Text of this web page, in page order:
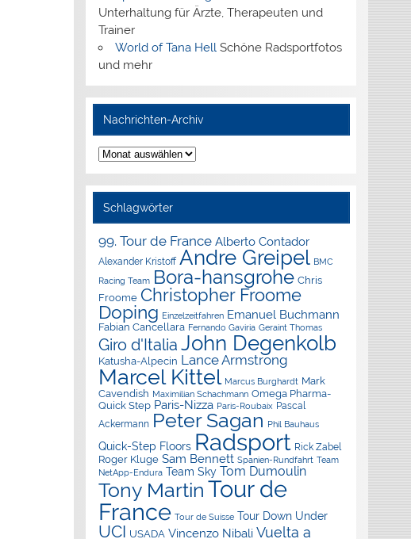
Unterhaltung für Ärzte, Therapeuten und
Trainer
World of Tana Hell Schöne Radsportfotos
und mehr
Nachrichten-Archiv
Nachrichten-
Archiv
Schlagwörter
99. Tour de France Alberto Contador
Alexander Kristoff Andre Greipel BMC
Racing Team Bora-hansgrohe Chris
Froome Christopher Froome
Doping Einzelzeitfahren Emanuel Buchmann
Fabian Cancellara Fernando Gaviria Geraint Thomas
Giro d'Italia John Degenkolb
Katusha-Alpecin Lance Armstrong
Marcel Kittel Marcus Burghardt Mark
Cavendish Maximilian Schachmann Omega Pharma-
Quick Step Paris-Nizza Paris-Roubaix Pascal
Ackermann Peter Sagan Phil Bauhaus
Quick-Step Floors Radsport Rick Zabel
Roger Kluge Sam Bennett Spanien-Rundfahrt Team
NetApp-Endura Team Sky Tom Dumoulin
Tony Martin Tour de
France Tour de Suisse Tour Down Under
UCI USADA Vincenzo Nibali Vuelta a